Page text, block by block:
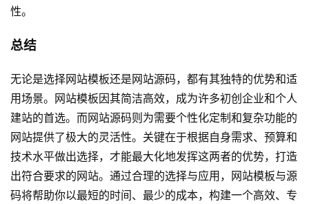
性。
总结
无论是选择网站模板还是网站源码，都有其独特的优势和适
用场景。网站模板因其简洁高效，成为许多初创企业和个人
建站的首选。而网站源码则为需要个性化定制和复杂功能的
网站提供了极大的灵活性。关键在于根据自身需求、预算和
技术水平做出选择，才能最大化地发挥这两者的优势，打造
出符合要求的网站。通过合理的选择与应用，网站模板与源
码将帮助你以最短的时间、最少的成本，构建一个高效、专